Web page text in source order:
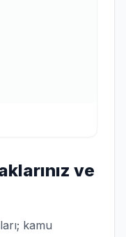
ve
kamu